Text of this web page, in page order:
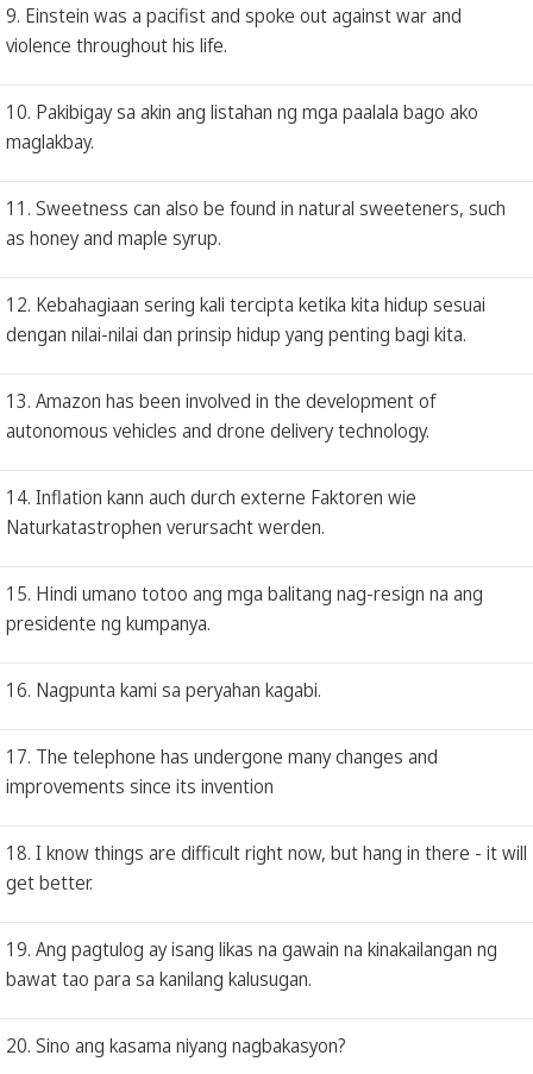
9. Einstein was a pacifist and spoke out against war and
violence throughout his life.
10. Pakibigay sa akin ang listahan ng mga paalala bago ako
maglakbay.
11. Sweetness can also be found in natural sweeteners, such
as honey and maple syrup.
12. Kebahagiaan sering kali tercipta ketika kita hidup sesuai
dengan nilai-nilai dan prinsip hidup yang penting bagi kita.
13. Amazon has been involved in the development of
autonomous vehicles and drone delivery technology.
14. Inflation kann auch durch externe Faktoren wie
Naturkatastrophen verursacht werden.
15. Hindi umano totoo ang mga balitang nag-resign na ang
presidente ng kumpanya.
16. Nagpunta kami sa peryahan kagabi.
17. The telephone has undergone many changes and
improvements since its invention
18. I know things are difficult right now, but hang in there - it will
get better.
19. Ang pagtulog ay isang likas na gawain na kinakailangan ng
bawat tao para sa kanilang kalusugan.
20. Sino ang kasama niyang nagbakasyon?